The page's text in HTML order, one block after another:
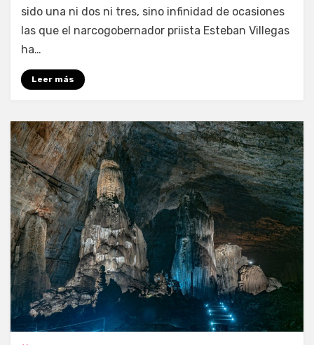
sido una ni dos ni tres, sino infinidad de ocasiones
las que el narcogobernador priista Esteban Villegas
ha…
Leer más